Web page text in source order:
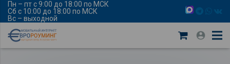
Пн – пт с 9:00 до 18:00 по МСК
Сб с 10:00 до 18:00 по МСК
Вс – выходной